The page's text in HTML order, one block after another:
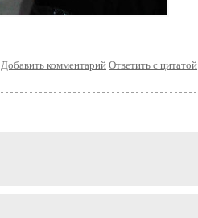
Добавить комментарий Ответить с цитатой